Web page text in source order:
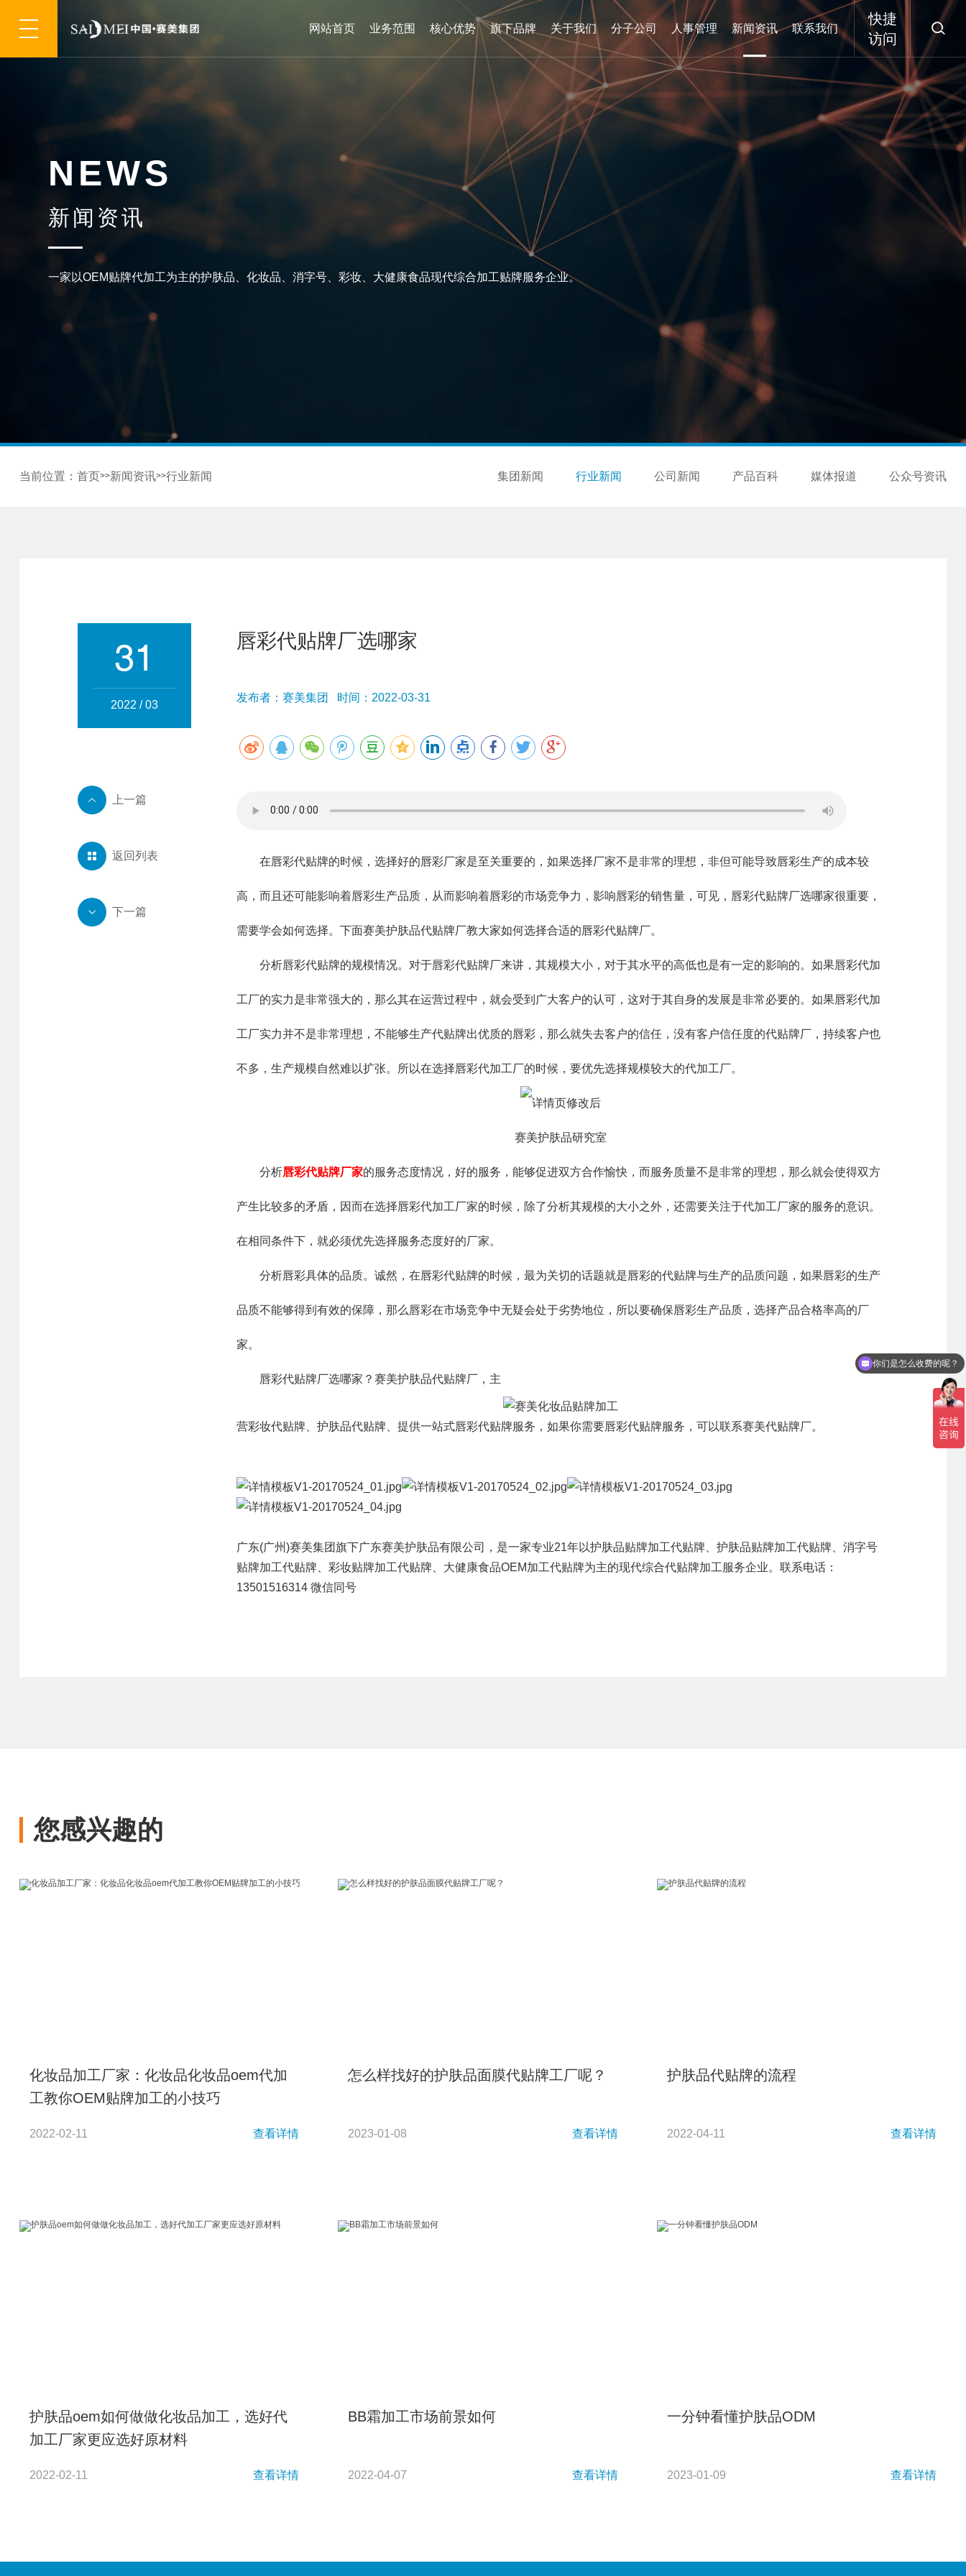
网站首页 业务范围 核心优势 旗下品牌 关于我们 分子公司 人事管理 新闻资讯 联系我们
快捷
访问

研发优势
品质优势
设备优势
创新优势
营销优势
集万草®
抖抖舒®
赛美雅®
集团简介
发展历程
团队风采
赛美医药
赛美食品
赛美优品
公司新闻
招贤纳士
N EWS
新 闻 资讯
一家 以OEM贴牌代加工为主的护肤品 、化妆品 、消字号 、彩妆 大健康食品现代综合加工贴牌服务企业。
当前位置： 首页>>新闻资讯>>行业新闻 集团新闻 行业新闻 公司新闻 产品百科 媒体报道 公众号资讯
31
2022 / 03
 上一篇
 返回列表
 下一篇
唇彩代贴牌厂选哪家
发布者：赛美集团 时间：2022-03-31
在唇彩代贴牌的时候，选择好的唇彩厂家是至关重要的，如果选择厂家不是非常的理想，非但可能导致唇彩生产的成本较
高，而且还可能影响着唇彩生产品质，从而影响着唇彩的市场竞争力，影响唇彩的销售量，可见，唇彩代贴牌厂选哪家很重要，
需要学会如何选择。下面赛美护肤品代贴牌厂教大家如何选择合适的唇彩代贴牌厂。
分析唇彩代贴牌的规模情况。对于唇彩代贴牌厂来讲，其规模大小，对于其水平的高低也是有一定的影响的。如果唇彩代加
工厂的实力是非常强大的，那么其在运营过程中，就会受到广大客户的认可，这对于其自身的发展是非常必要的。如果唇彩代加
工厂实力并不是非常理想，不能够生产代贴牌出优质的唇彩，那么就失去客户的信任，没有客户信任度的代贴牌厂，持续客户也
不多，生产规模自然难以扩张。所以在选择唇彩代加工厂的时候，要优先选择规模较大的代加工厂。
赛美护肤品研究室
分析唇彩代贴牌厂家的服务态度情况，好的服务，能够促进双方合作愉快，而服务质量不是非常的理想，那么就会使得双方
产生比较多的矛盾，因而在选择唇彩代加工厂家的时候，除了分析其规模的大小之外，还需要关注于代加工厂家的服务的意识。
在相同条件下，就必须优先选择服务态度好的厂家。
分析唇彩具体的品质。诚然，在唇彩代贴牌的时候，最为关切的话题就是唇彩的代贴牌与生产的品质问题，如果唇彩的生产
品质不能够得到有效的保障，那么唇彩在市场竞争中无疑会处于劣势地位，所以要确保唇彩生产品质，选择产品合格率高的厂
家。
唇彩代贴牌厂选哪家？赛美护肤品代贴牌厂，主
营彩妆代贴牌、护肤品代贴牌、提供一站式唇彩代贴牌服务，如果你需要唇彩代贴牌服务，可以联系赛美代贴牌厂。
广东(广州)赛美集团旗下广东赛美护肤品有限公司 ，是一家专业21年以护肤品贴牌加工代贴牌、护肤品贴牌加工代贴牌、 消字号
贴牌加工代贴牌、 彩妆贴牌加工代贴牌、大健康食品OEM加工代贴牌为主的现代综合代贴牌加工服务企业。联系电话：
13501516314 微信同号
您感兴趣的
化妆品加工厂家：化妆品化妆品oem代加
工教你OEM贴牌加工的小技巧
2022-02-11 查看详情
怎么样找好的护肤品面膜代贴牌工厂呢？
2023-01-08 查看详情
护肤品代贴牌的流程
2022-04-11 查看详情
护肤品oem如何做做化妆品加工，选好代
加工厂家更应选好原材料
2022-02-11 查看详情
BB霜加工市场前景如何
2022-04-07 查看详情
一分钟看懂护肤品ODM
2023-01-09 查看详情
你们是怎么收费的呢？